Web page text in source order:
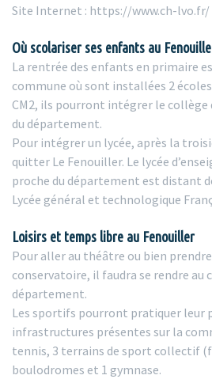
Site Internet : https://www.ch-lvo.fr/
Où scolariser ses enfants au
La rentrée des enfants en primaire
commune où sont installées 2
CM2, ils pourront intégrer le collège
du département.
Pour intégrer un lycée, après la
quitter Le Fenouiller. Le lycée
proche du département est distant
Lycée général et technologique
Loisirs et temps libre au Fenouiller
Pour aller au théâtre ou bien prendre
conservatoire, il faudra se rendre au
département.
Les sportifs pourront pratiquer leur
infrastructures présentes sur la
tennis, 3 terrains de sport collectif
boulodromes et 1 gymnase.